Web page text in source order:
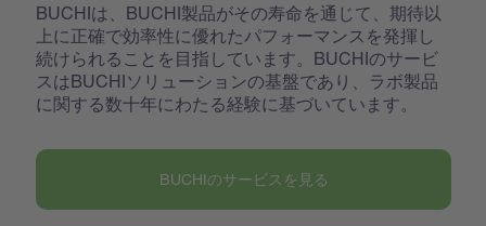
BUCHIは、BUCHI製品がその寿命を通じて、期待以
上に正確で効率性に優れたパフォーマンスを発揮し
続けられることを目指しています。BUCHIのサービ
スはBUCHIソリューションの基盤であり、ラボ製品
に関する数十年にわたる経験に基づいています。
BUCHIのサービスを見る